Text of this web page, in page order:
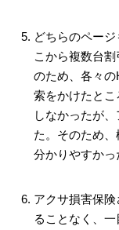
どちらのペー
こから複数台
のため、各々
索をかけたと
しなかったが
た。そのため
分かりやすかっ
アクサ損害保
ることなく、